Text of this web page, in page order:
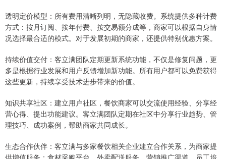
透明定价模型：所有费用清晰列明，无隐藏收费。系统提供多种计费
方式：按月订阅、按年付费、按交易额分成等，商家可以根据自身情
况选择最合适的模式。对于发展初期的商家，还提供特别优惠方案。
持续价值交付：客立满团队定期更新系统功能，不仅是修复问题，更
多是根据行业发展和用户反馈增加新功能。所有用户都可以免费获得
这些更新，持续享受技术进步带来的价值。
知识共享社区：建立用户社区，餐饮商家可以交流使用经验、分享经
营心得、提出功能建议。客立满团队定期在社区中分享行业趋势、管
理技巧、成功案例，帮助商家共同成长。
生态合作伙伴：客立满与多家餐饮相关企业建立合作关系，为商家提
供增值服务：食材采购平台、外卖配送服务、营销推广渠道、员工培